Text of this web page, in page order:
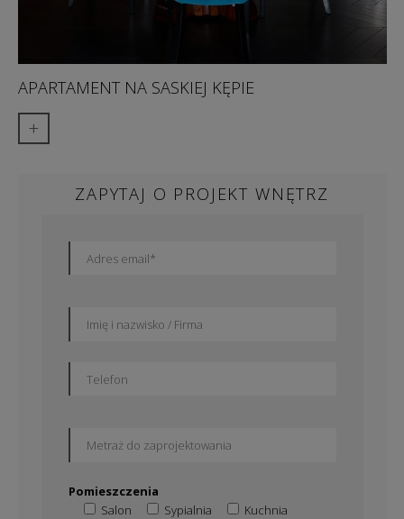
APARTAMENT NA SASKIEJ KĘPIE
+
ZAPYTAJ O PROJEKT WNĘTRZ
Pomieszczenia
Salon
Sypialnia
Kuchnia